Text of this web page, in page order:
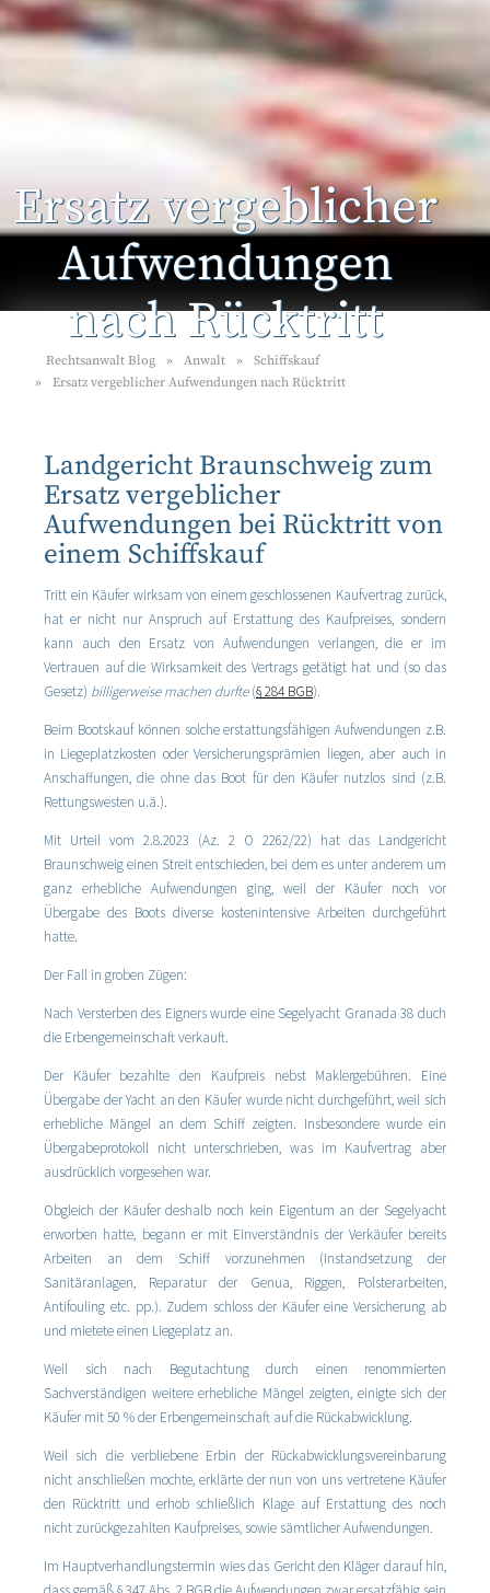
Ersatz vergeblicher
Aufwendungen
nach Rücktritt
Rechtsanwalt Blog Anwalt
Schiffskauf
Ersatz vergeblicher Aufwendungen nach Rücktritt
Landgericht Braunschweig zum
Ersatz vergeblicher
Aufwendungen bei Rücktritt von
einem Schiffskauf
Tritt ein Käufer wirksam von einem geschlossenen Kaufvertrag zurück,
hat er nicht nur Anspruch auf Erstattung des Kaufpreises, sondern
kann auch den Ersatz von Aufwendungen verlangen, die er im
Vertrauen auf die Wirksamkeit des Vertrags getätigt hat und (so das
Gesetz) billigerweise machen durfte(§ 284 BGB).
Beim Bootskauf können solche erstattungsfähigen Aufwendungen z.B.
in Liegeplatzkosten oder Versicherungsprämien liegen, aber auch in
Anschaffungen, die ohne das Boot für den Käufer nutzlos sind (z.B.
Rettungswesten u.ä.).
Mit Urteil vom 2.8.2023 (Az. 2 O 2262/22) hat das Landgericht
Braunschweig einen Streit entschieden, bei dem es unter anderem um
ganz erhebliche Aufwendungen ging, weil der Käufer noch vor
Übergabe des Boots diverse kostenintensive Arbeiten durchgeführt
hatte.
Der Fall in groben Zügen:
Nach Versterben des Eigners wurde eine Segelyacht Granada 38 duch
die Erbengemeinschaft verkauft.
Der Käufer bezahlte den Kaufpreis nebst Maklergebühren. Eine
Übergabe der Yacht an den Käufer wurde nicht durchgeführt, weil sich
erhebliche Mängel an dem Schiff zeigten. Insbesondere wurde ein
Übergabeprotokoll nicht unterschrieben, was im Kaufvertrag aber
ausdrücklich vorgesehen war.
Obgleich der Käufer deshalb noch kein Eigentum an der Segelyacht
erworben hatte, begann er mit Einverständnis der Verkäufer bereits
Arbeiten an dem Schiff vorzunehmen (Instandsetzung der
Sanitäranlagen, Reparatur der Genua, Riggen, Polsterarbeiten,
Antifouling etc. pp.). Zudem schloss der Käufer eine Versicherung ab
und mietete einen Liegeplatz an.
Weil sich nach Begutachtung durch einen renommierten
Sachverständigen weitere erhebliche Mängel zeigten, einigte sich der
Käufer mit 50 % der Erbengemeinschaft auf die Rückabwicklung.
Weil sich die verbliebene Erbin der Rückabwicklungsvereinbarung
nicht anschließen mochte, erklärte der nun von uns vertretene Käufer
den Rücktritt und erhob schließlich Klage auf Erstattung des noch
nicht zurückgezahlten Kaufpreises, sowie sämtlicher Aufwendungen.
Im Hauptverhandlungstermin wies das Gericht den Kläger darauf hin,